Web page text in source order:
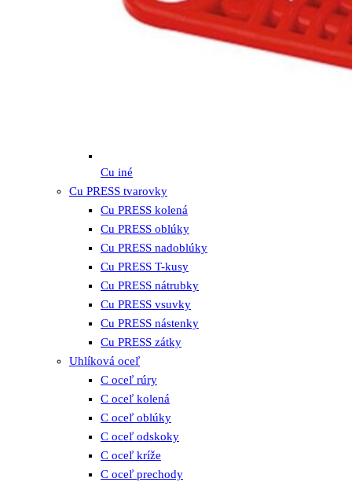
Cu iné
Cu PRESS tvarovky
Cu PRESS kolená
Cu PRESS oblúky
Cu PRESS nadoblúky
Cu PRESS T-kusy
Cu PRESS nátrubky
Cu PRESS vsuvky
Cu PRESS nástenky
Cu PRESS zátky
Uhlíková oceľ
C oceľ rúry
C oceľ kolená
C oceľ oblúky
C oceľ odskoky
C oceľ kríže
C oceľ prechody